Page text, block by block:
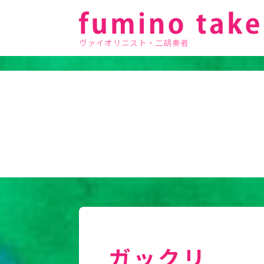
ヴァイオリニスト・二胡奏者
ガックリ